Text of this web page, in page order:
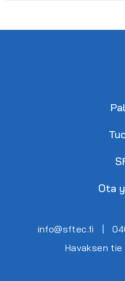
Ota
info@sftec.fi
Havaksen tie